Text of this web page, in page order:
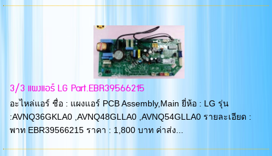
3/3 แผงแอร์ LG Part.EBR39566215
อะไหล่แอร์ ชื่อ : แผงแอร์ PCB Assembly,Main ยี่ห้อ : LG รุ่น
:AVNQ36GKLA0 ,AVNQ48GLLA0 ,AVNQ54GLLA0 รายละเอียด :
พาท EBR39566215 ราคา : 1,800 บาท ค่าส่ง...